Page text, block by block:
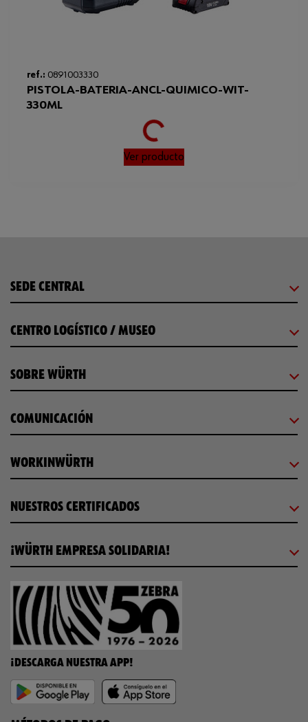
ref.: 0891003330
PISTOLA-BATERIA-ANCL-QUIMICO-WIT-
330ML
Loading...
Ver producto
SEDE CENTRAL
CENTRO LOGÍSTICO / MUSEO
SOBRE WÜRTH
COMUNICACIÓN
WORKINWÜRTH
NUESTROS CERTIFICADOS
¡WÜRTH EMPRESA SOLIDARIA!
¡DESCARGA NUESTRA APP!